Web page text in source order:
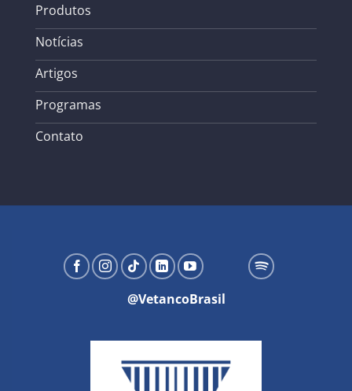
Produtos
Notícias
Artigos
Programas
Contato
@VetancoBrasil